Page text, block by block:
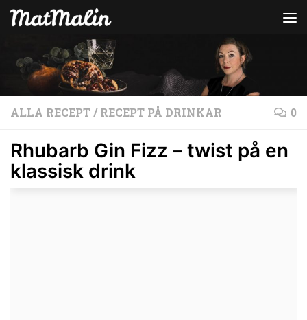
Hoppa till innehåll
ALLA RECEPT/ RECEPT PÅ DRINKAR 0
Rhubarb Gin Fizz – twist på en
klassisk drink